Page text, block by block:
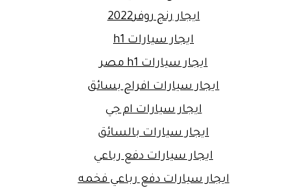
ايجار رنج روفر2022
ايجار سيارات h1
ايجار سيارات h1 مصر
ايجار سيارات افراح بسائق
ايجار سيارات ام جي
ايجار سيارات بالسائق
ايجار سيارات دفع رباعي
ايجار سيارات دفع رباعي فخمه